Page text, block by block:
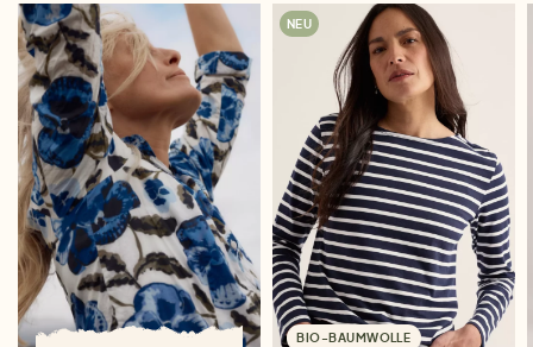
NEU
BIO-BAUMWOLLE